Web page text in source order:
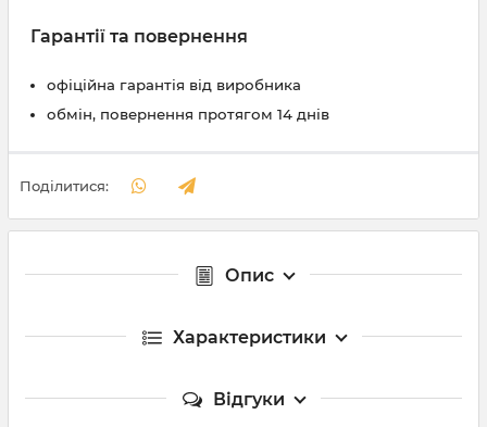
Гарантії та повернення
офіційна гарантія від виробника
обмін, повернення протягом 14 днів
Поділитися:
Опис
Характеристики
Відгуки